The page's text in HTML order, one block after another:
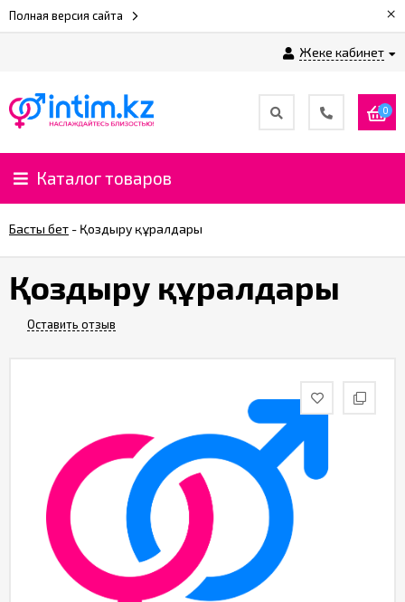
Полная версия сайта ×
Жеке кабинет
0
Каталог товаров
Басты бет - Қоздыру құралдары
Қоздыру құралдары
Оставить отзыв